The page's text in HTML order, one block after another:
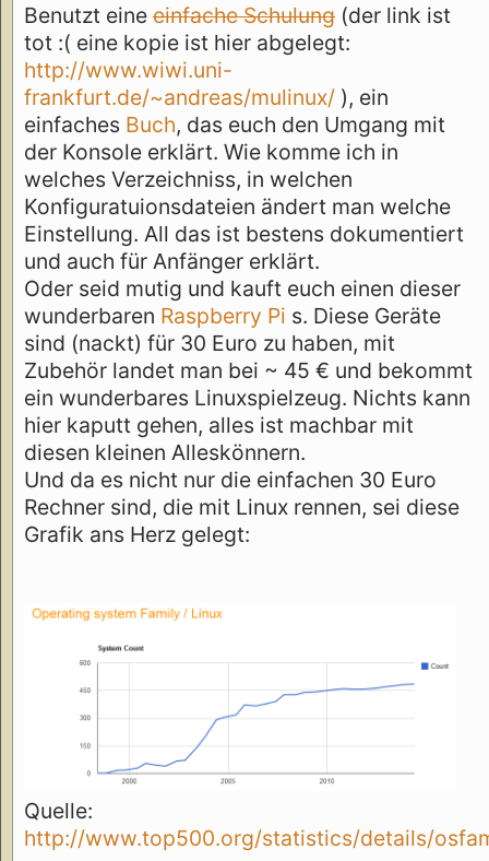
Benutzt eine einfache Schulung (der link ist
tot :( eine kopie ist hier abgelegt:
http://www.wiwi.uni-
frankfurt.de/~andreas/mulinux/ ), ein
einfaches Buch, das euch den Umgang mit
der Konsole erklärt. Wie komme ich in
welches Verzeichniss, in welchen
Konfiguratuionsdateien ändert man welche
Einstellung. All das ist bestens dokumentiert
und auch für Anfänger erklärt.
Oder seid mutig und kauft euch einen dieser
wunderbaren Raspberry Pi s. Diese Geräte
sind (nackt) für 30 Euro zu haben, mit
Zubehör landet man bei ~ 45 € und bekommt
ein wunderbares Linuxspielzeug. Nichts kann
hier kaputt gehen, alles ist machbar mit
diesen kleinen Alleskönnern.
Und da es nicht nur die einfachen 30 Euro
Rechner sind, die mit Linux rennen, sei diese
Grafik ans Herz gelegt:
Quelle:
http://www.top500.org/statistics/details/